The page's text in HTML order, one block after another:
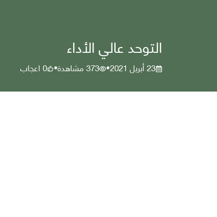
التوحد عالي الأداء
23 أبريل 2021 •
373مشاهدة•
0اعجاب